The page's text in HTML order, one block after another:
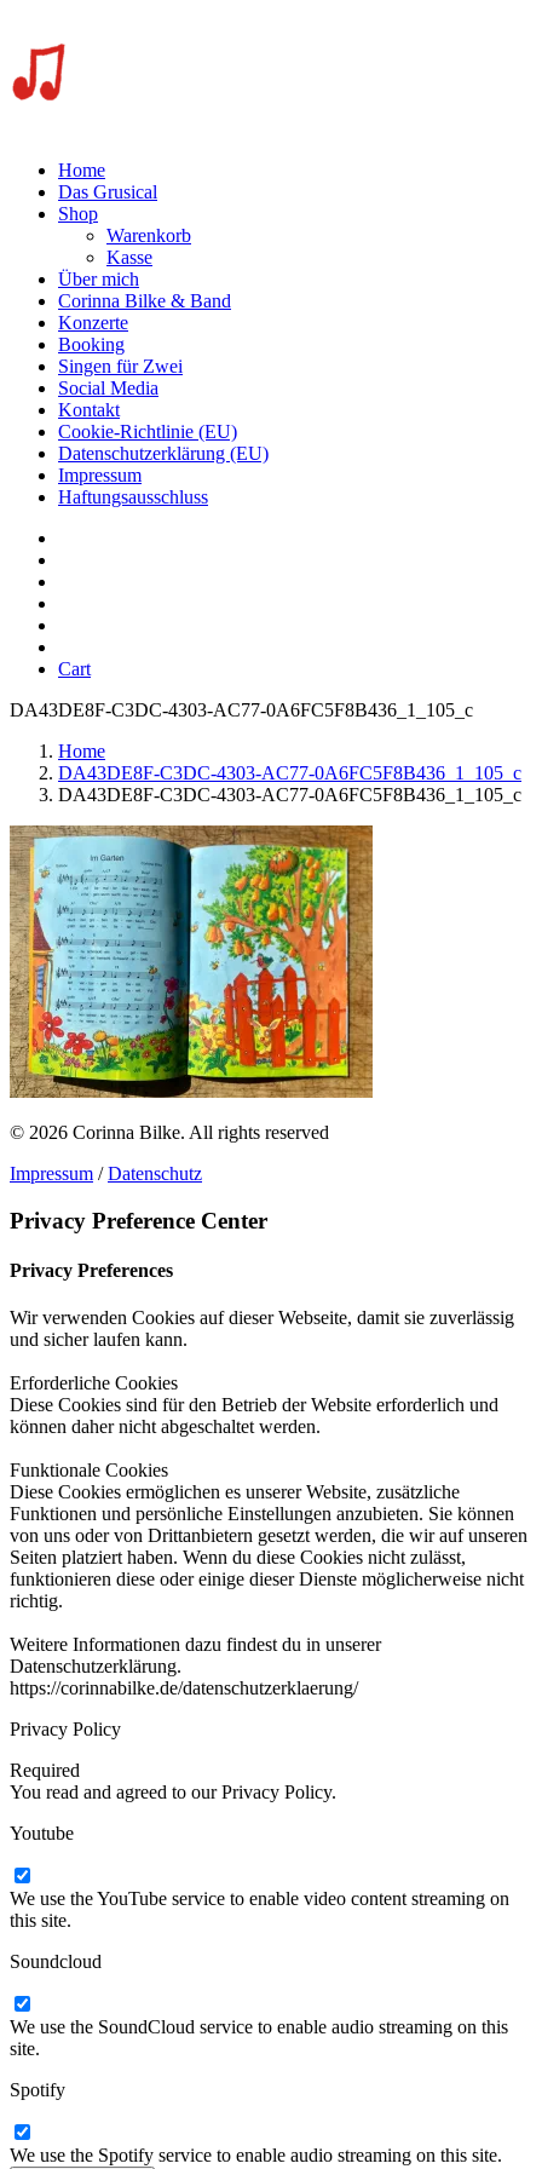
Home
Das Grusical
Shop
Warenkorb
Kasse
Über mich
Corinna Bilke & Band
Konzerte
Booking
Singen für Zwei
Social Media
Kontakt
Cookie-Richtlinie (EU)
Datenschutzerklärung (EU)
Impressum
Haftungsausschluss
Cart
DA43DE8F-C3DC-4303-AC77-0A6FC5F8B436_1_105_c
Home
DA43DE8F-C3DC-4303-AC77-0A6FC5F8B436_1_105_c
DA43DE8F-C3DC-4303-AC77-0A6FC5F8B436_1_105_c
© 2026 Corinna Bilke. All rights reserved
Impressum /Datenschutz
Privacy Preference Center
Privacy Preferences
Wir verwenden Cookies auf dieser Webseite, damit sie zuverlässig
und sicher laufen kann.
Erforderliche Cookies
Diese Cookies sind für den Betrieb der Website erforderlich und
können daher nicht abgeschaltet werden.
Funktionale Cookies
Diese Cookies ermöglichen es unserer Website, zusätzliche
Funktionen und persönliche Einstellungen anzubieten. Sie können
von uns oder von Drittanbietern gesetzt werden, die wir auf unseren
Seiten platziert haben. Wenn du diese Cookies nicht zulässt,
funktionieren diese oder einige dieser Dienste möglicherweise nicht
richtig.
Weitere Informationen dazu findest du in unserer
Datenschutzerklärung.
https://corinnabilke.de/datenschutzerklaerung/
Privacy Policy
Required
You read and agreed to our Privacy Policy.
Youtube
We use the YouTube service to enable video content streaming on
this site.
Soundcloud
We use the SoundCloud service to enable audio streaming on this
site.
Spotify
We use the Spotify service to enable audio streaming on this site.